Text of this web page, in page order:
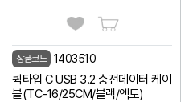
상품코드 1403510
퀵타입 C USB 3.2 충전데이터 케이
블(TC-16/25CM/블랙/엑토)